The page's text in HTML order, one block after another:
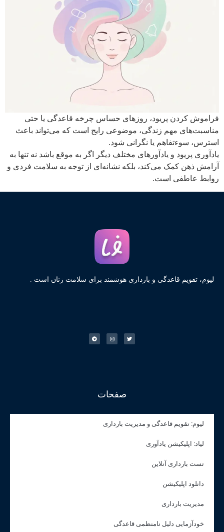
فراموش کردن پریود، روزهای حساس چرخه قاعدگی یا حتی
مناسبت‌های مهم زندگی، موضوعی رایج است که می‌تواند باعث
استرس، سوءتفاهم یا نگرانی شود.
یادآوری پریود و یادآورهای مختلف دیگر اگر به موقع باشد نه‌ تنها به
آرامش ذهن کمک می‌کند، بلکه نشانه‌ای از توجه به سلامت فردی و
روابط عاطفی است.
لیوم، تقویم قاعدگی و بارداری هوشمند برای سلامت زنان است .
صفحات
لیوم: تقویم قاعدگی و مدیریت بارداری
لیاد: اپلیکیشن یادآوری
تست بارداری آنلاین
دانلود اپلیکیشن
مدیریت بارداری
خودآزمایی دلیل نامنظمی قاعدگی